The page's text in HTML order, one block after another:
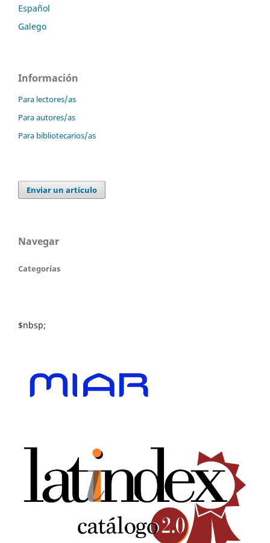
Español
Galego
Información
Para lectores/as
Para autores/as
Para bibliotecarios/as
Enviar un artículo
Navegar
Categorías
$nbsp;